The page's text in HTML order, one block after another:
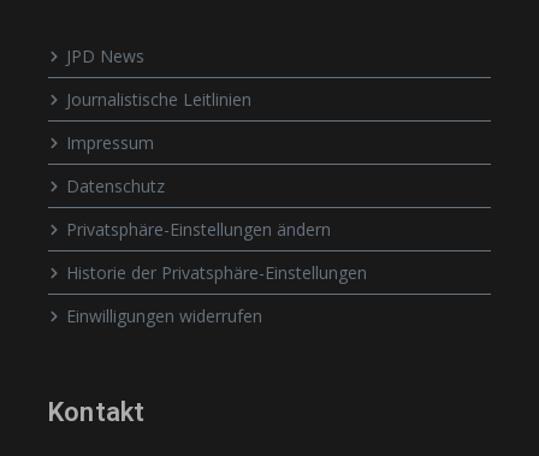
JPD News
Journalistische Leitlinien
Impressum
Datenschutz
Privatsphäre-Einstellungen ändern
Historie der Privatsphäre-Einstellungen
Einwilligungen widerrufen
Kontakt